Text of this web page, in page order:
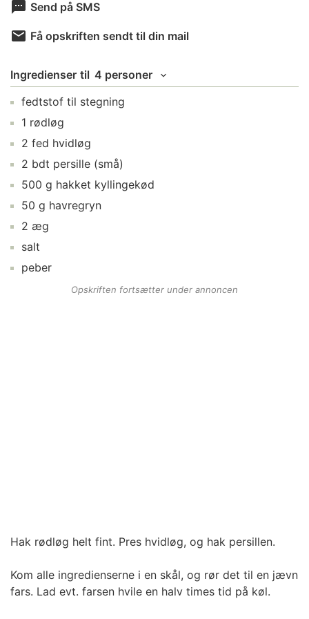
Send på SMS
Få opskriften sendt til din mail
Ingredienser til 4 personer
fedtstof til stegning
1 rødløg
2 fed hvidløg
2 bdt persille (små)
500 g hakket kyllingekød
50 g havregryn
2 æg
salt
peber
Opskriften fortsætter under annoncen
Hak rødløg helt fint. Pres hvidløg, og hak persillen.
Kom alle ingredienserne i en skål, og rør det til en jævn
fars. Lad evt. farsen hvile en halv times tid på køl.